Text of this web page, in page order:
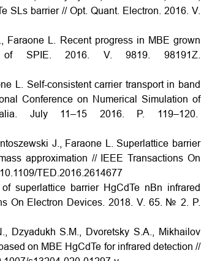
SLs barrier // Opt. Quant. Electron. 2016. V.
Faraone L. Recent progress in MBE grown
SPIE. 2016. V. 9819. 98191Z.
L. Self-consistent carrier transport in band
Conference on Numerical Simulation of
July 11–15 2016. P. 119–120.
J., Faraone L. Superlattice barrier
approximation // IEEE Transactions On
TED.2016.2614677
superlattice barrier HgCdTe nBn infrared
On Electron Devices. 2018. V. 65. № 2. P.
Dzyadukh S.M., Dvoretsky S.A., Mikhailov
on MBE HgCdTe for infrared detection //